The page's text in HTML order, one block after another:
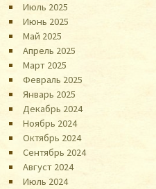
Июль 2025
Июнь 2025
Май 2025
Апрель 2025
Март 2025
Февраль 2025
Январь 2025
Декабрь 2024
Ноябрь 2024
Октябрь 2024
Сентябрь 2024
Август 2024
Июль 2024